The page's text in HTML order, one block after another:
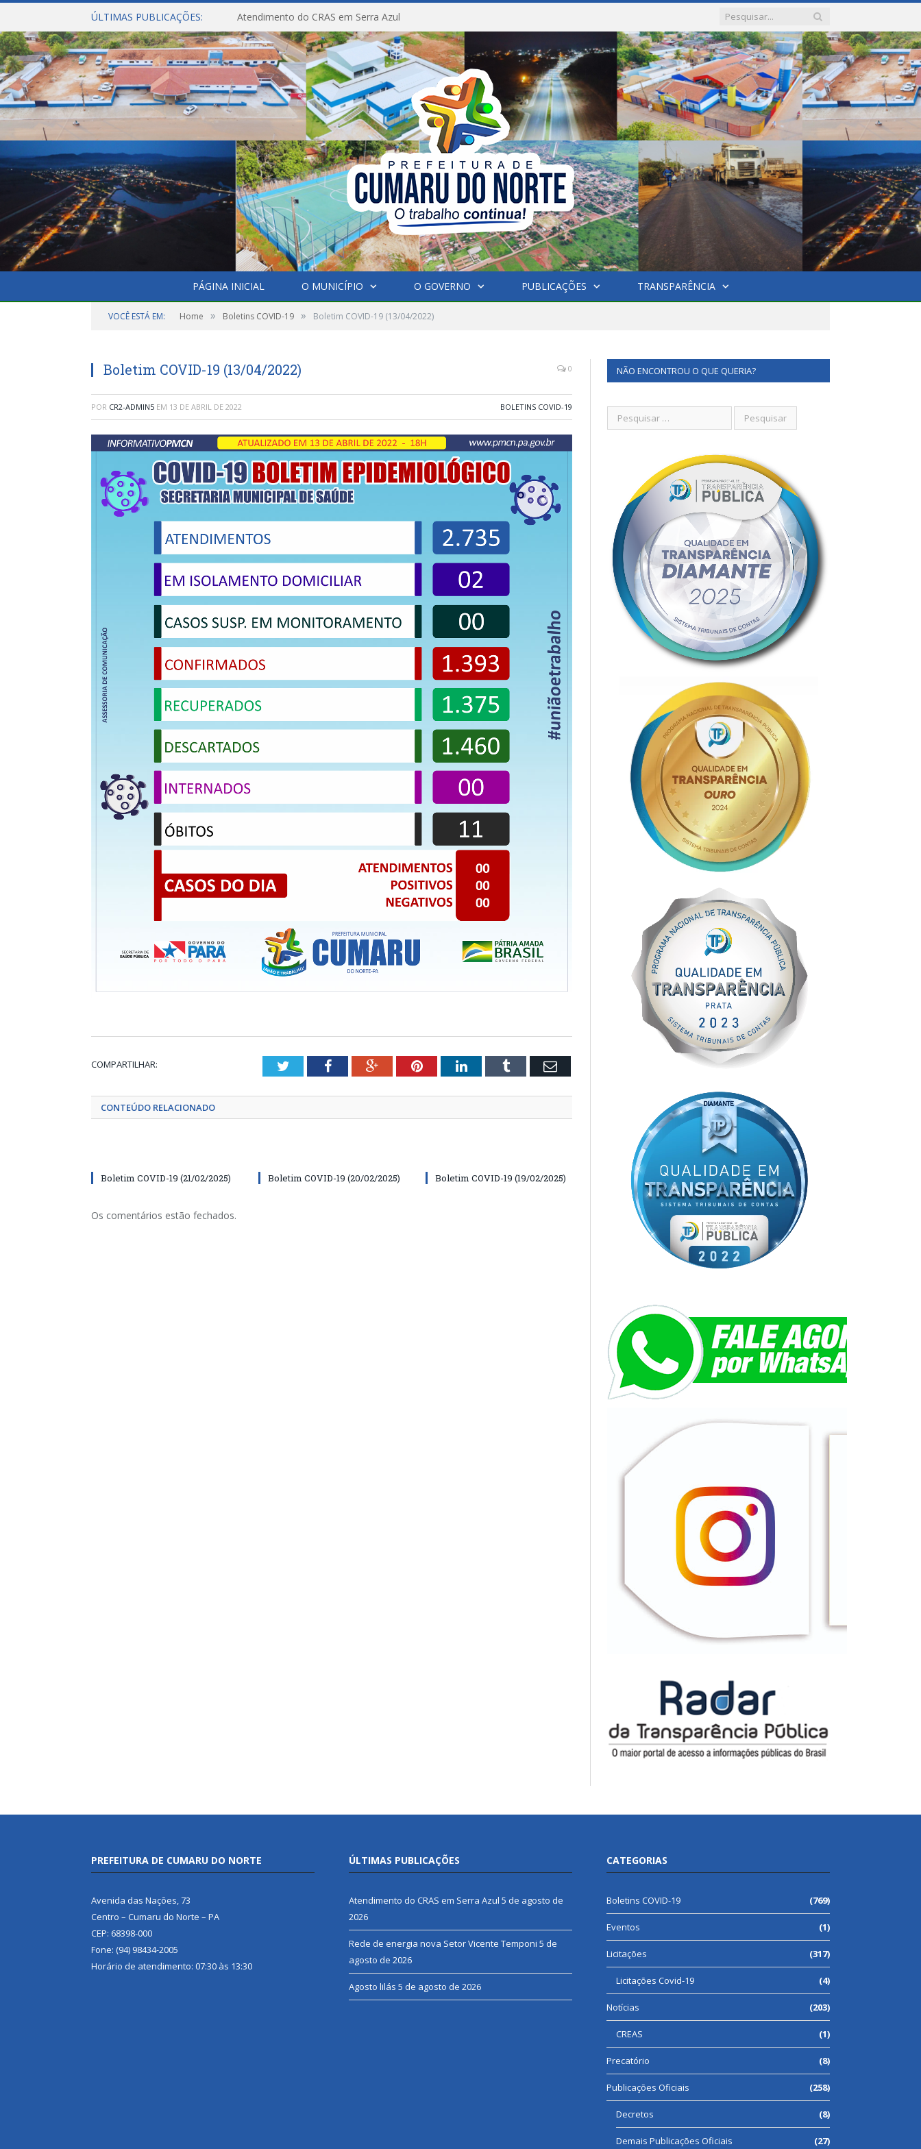
ÚLTIMAS PUBLICAÇÕES: Atendimento do CRAS em Serra Azul
PÁGINA INICIAL O MUNICÍPIO O GOVERNO PUBLICAÇÕES TRANSPARÊNCIA
VOCÊ ESTÁ EM: Home » Boletins COVID-19 » Boletim COVID-19 (13/04/2022)
Boletim COVID-19 (13/04/2022) 0
POR CR2-ADMIN5 EM 13 DE ABRIL DE 2022 BOLETINS COVID-19
COMPARTILHAR: TwitterFacebookGoogle+PinterestLinkedInTumblr Email
CONTEÚDO RELACIONADO
Boletim COVID-19 (21/02/2025) Boletim COVID-19 (20/02/2025) Boletim COVID-19 (19/02/2025)
Os comentários estão fechados.
NÃO ENCONTROU O QUE QUERIA?
PREFEITURA DE CUMARU DO NORTE
Avenida das Nações, 73
Centro – Cumaru do Norte – PA
CEP: 68398-000
Fone: (94) 98434-2005
Horário de atendimento: 07:30 às 13:30
ÚLTIMAS PUBLICAÇÕES
Atendimento do CRAS em Serra Azul 5 de agosto de
2026
Rede de energia nova Setor Vicente Temponi 5 de
agosto de 2026
Agosto lilás 5 de agosto de 2026
CATEGORIAS
Boletins COVID-19 (769)
Eventos (1)
Licitações (317)
Licitações Covid-19 (4)
Notícias (203)
CREAS (1)
Precatório (8)
Publicações Oficiais (258)
Decretos (8)
Demais Publicações Oficiais (27)